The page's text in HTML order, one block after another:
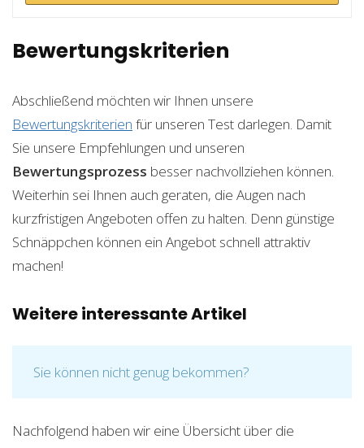
Bewertungskriterien
Abschließend möchten wir Ihnen unsere
Bewertungskriterien für unseren Test darlegen. Damit
Sie unsere Empfehlungen und unseren
Bewertungsprozess besser nachvollziehen können.
Weiterhin sei Ihnen auch geraten, die Augen nach
kurzfristigen Angeboten offen zu halten. Denn günstige
Schnäppchen können ein Angebot schnell attraktiv
machen!
Weitere interessante Artikel
Sie können nicht genug bekommen?
Nachfolgend haben wir eine Übersicht über die